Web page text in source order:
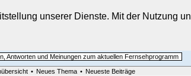
unserer Dienste. Mit der Nutzung
Diskussionsforen von
Antworten und Meinungen zum aktuellen Fernsehprogramm
• Neues Thema • Neueste Beiträge